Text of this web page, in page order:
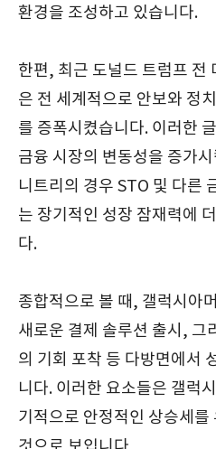
환경을 조성하고 있습니다.
한편, 최근 도널드 트럼프 전
은 전 세계적으로 안보와 정
를 증폭시켰습니다. 이러한
금융 시장의 변동성을 증가
니트리의 경우 STO 및 다른
는 장기적인 성장 잠재력에
다.
종합적으로 볼 때, 갤럭시아
새로운 결제 솔루션 출시, 그
의 기회 포착 등 다방면에서
니다. 이러한 요소들은 갤럭
기적으로 안정적인 상승세를